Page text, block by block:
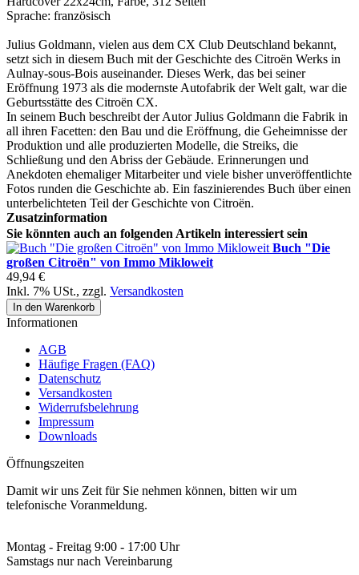
Sprache: französisch
Julius Goldmann, vielen aus dem CX Club Deutschland bekannt,
setzt sich in diesem Buch mit der Geschichte des Citroën Werks in
Aulnay-sous-Bois auseinander. Dieses Werk, das bei seiner
Eröffnung 1973 als die modernste Autofabrik der Welt galt, war die
Geburtsstätte des Citroën CX.
In seinem Buch beschreibt der Autor Julius Goldmann die Fabrik in
all ihren Facetten: den Bau und die Eröffnung, die Geheimnisse der
Produktion und alle produzierten Modelle, die Streiks, die
Schließung und den Abriss der Gebäude. Erinnerungen und
Anekdoten ehemaliger Mitarbeiter und viele bisher unveröffentlichte
Fotos runden die Geschichte ab. Ein faszinierendes Buch über einen
unterbelichteten Teil der Geschichte von Citroën.
Zusatzinformation
Sie könnten auch an folgenden Artikeln interessiert sein
Buch "Die
großen Citroën" von Immo Mikloweit
49,94 €
Inkl. 7% USt., zzgl. Versandkosten
In den Warenkorb
Informationen
AGB
Häufige Fragen (FAQ)
Datenschutz
Versandkosten
Widerrufsbelehrung
Impressum
Downloads
Öffnungszeiten
Damit wir uns Zeit für Sie nehmen können, bitten wir um
telefonische Voranmeldung.
Montag - Freitag 9:00 - 17:00 Uhr
Samstags nur nach Vereinbarung